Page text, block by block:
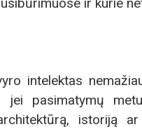
intelektas
jei pasimatymų
istoriją